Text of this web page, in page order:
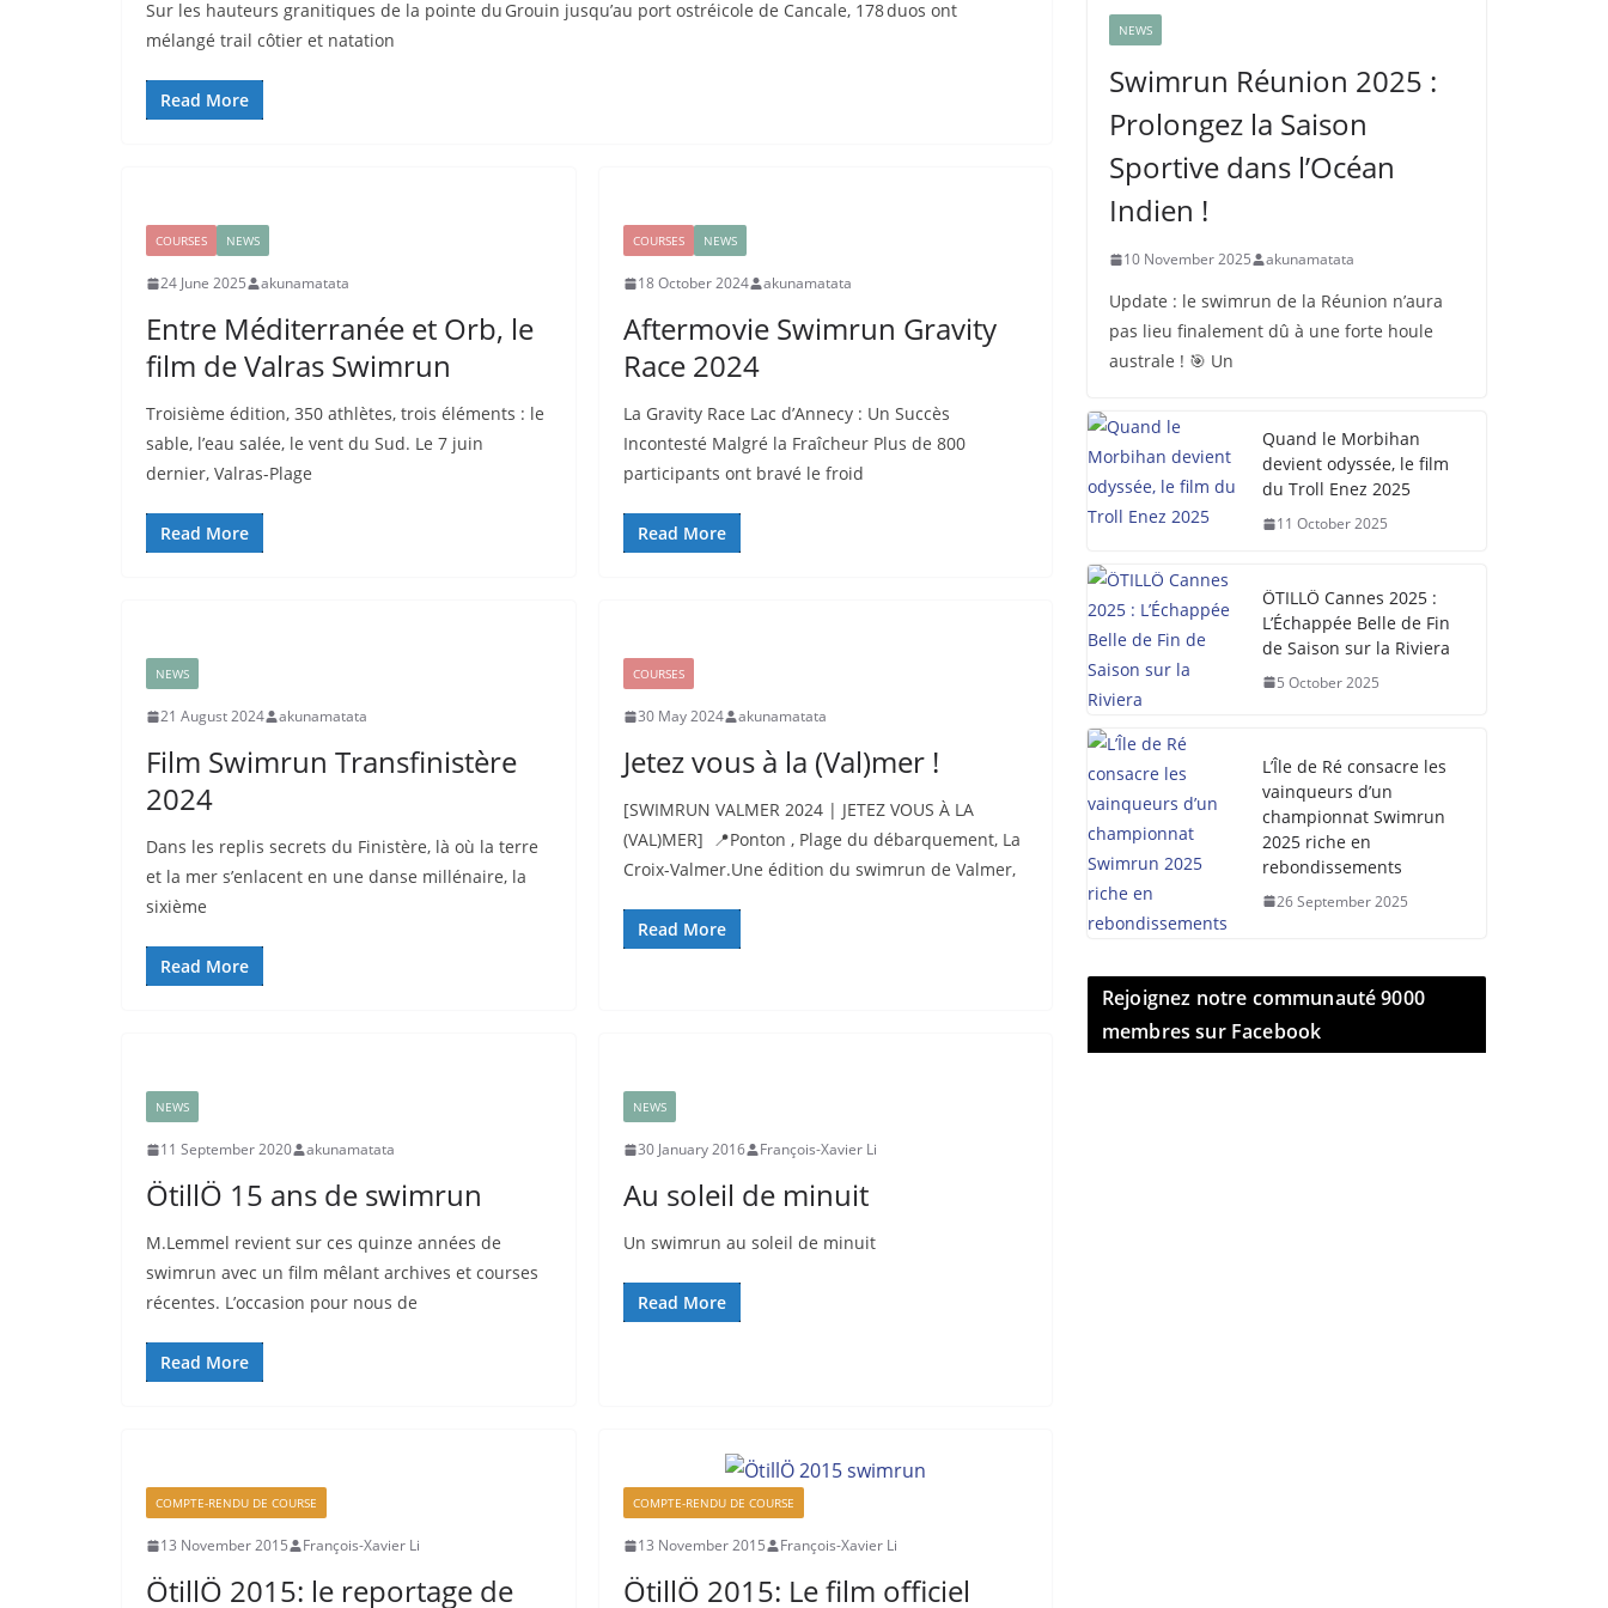
Sur les hauteurs granitiques de la pointe du Grouin jusqu’au port ostréicole de Cancale, 178 duos ont
mélangé trail côtier et natation
Read More
COURSES NEWS
24 June 2025 akunamatata
Entre Méditerranée et Orb, le
film de Valras Swimrun
Troisième édition, 350 athlètes, trois éléments : le
sable, l’eau salée, le vent du Sud. Le 7 juin
dernier, Valras-Plage
Read More
COURSES NEWS
18 October 2024 akunamatata
Aftermovie Swimrun Gravity
Race 2024
La Gravity Race Lac d’Annecy : Un Succès
Incontesté Malgré la Fraîcheur Plus de 800
participants ont bravé le froid
Read More
NEWS
21 August 2024 akunamatata
Film Swimrun Transfinistère
2024
Dans les replis secrets du Finistère, là où la terre
et la mer s’enlacent en une danse millénaire, la
sixième
Read More
COURSES
30 May 2024 akunamatata
Jetez vous à la (Val)mer !
[SWIMRUN VALMER 2024 | JETEZ VOUS À LA
(VAL)MER] 📍Ponton , Plage du débarquement, La
Croix-Valmer.Une édition du swimrun de Valmer,
Read More
NEWS
11 September 2020 akunamatata
ÖtillÖ 15 ans de swimrun
M.Lemmel revient sur ces quinze années de
swimrun avec un film mêlant archives et courses
récentes. L’occasion pour nous de
Read More
NEWS
30 January 2016 François-Xavier Li
Au soleil de minuit
Un swimrun au soleil de minuit
Read More
COMPTE-RENDU DE COURSE
13 November 2015 François-Xavier Li
ÖtillÖ 2015: le reportage de
COMPTE-RENDU DE COURSE
13 November 2015 François-Xavier Li
ÖtillÖ 2015: Le film officiel
NEWS
Swimrun Réunion 2025 :
Prolongez la Saison
Sportive dans l’Océan
Indien !
10 November 2025 akunamatata
Update : le swimrun de la Réunion n’aura
pas lieu finalement dû à une forte houle
australe ! 🎯 Un
Quand le Morbihan
devient odyssée, le film
du Troll Enez 2025
11 October 2025
ÖTILLÖ Cannes 2025 :
L’Échappée Belle de Fin
de Saison sur la Riviera
5 October 2025
L’Île de Ré consacre les
vainqueurs d’un
championnat Swimrun
2025 riche en
rebondissements
26 September 2025
Rejoignez notre communauté 9000
membres sur Facebook